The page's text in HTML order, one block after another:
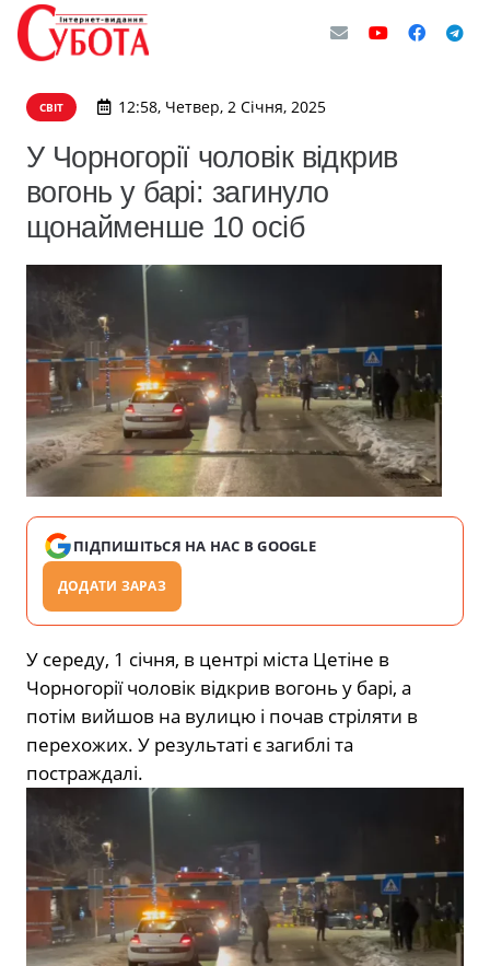
СВІТ 12:58, Четвер, 2 Січня, 2025
У Чорногорії чоловік відкрив
вогонь у барі: загинуло
щонайменше 10 осіб
ПІДПИШІТЬСЯ НА НАС В GOOGLE
ДОДАТИ ЗАРАЗ
У середу, 1 січня, в центрі міста Цетіне в
Чорногорії чоловік відкрив вогонь у барі, а
потім вийшов на вулицю і почав стріляти в
перехожих. У результаті є загиблі та
постраждалі.